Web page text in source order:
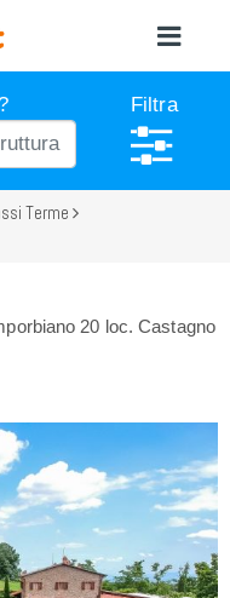
Filtra
Terme
20 loc. Castagno